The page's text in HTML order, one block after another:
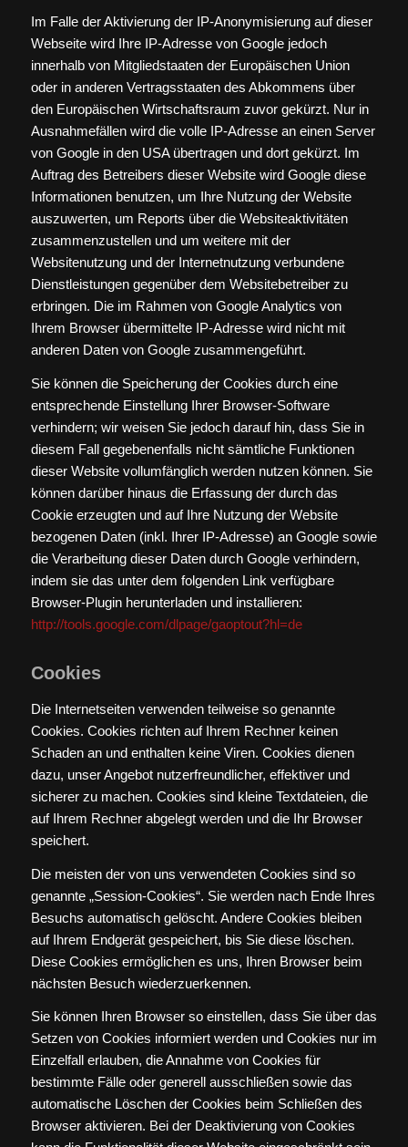
Im Falle der Aktivierung der IP-Anonymisierung auf dieser
Webseite wird Ihre IP-Adresse von Google jedoch
innerhalb von Mitgliedstaaten der Europäischen Union
oder in anderen Vertragsstaaten des Abkommens über
den Europäischen Wirtschaftsraum zuvor gekürzt. Nur in
Ausnahmefällen wird die volle IP-Adresse an einen Server
von Google in den USA übertragen und dort gekürzt. Im
Auftrag des Betreibers dieser Website wird Google diese
Informationen benutzen, um Ihre Nutzung der Website
auszuwerten, um Reports über die Websiteaktivitäten
zusammenzustellen und um weitere mit der
Websitenutzung und der Internetnutzung verbundene
Dienstleistungen gegenüber dem Websitebetreiber zu
erbringen. Die im Rahmen von Google Analytics von
Ihrem Browser übermittelte IP-Adresse wird nicht mit
anderen Daten von Google zusammengeführt.
Sie können die Speicherung der Cookies durch eine
entsprechende Einstellung Ihrer Browser-Software
verhindern; wir weisen Sie jedoch darauf hin, dass Sie in
diesem Fall gegebenenfalls nicht sämtliche Funktionen
dieser Website vollumfänglich werden nutzen können. Sie
können darüber hinaus die Erfassung der durch das
Cookie erzeugten und auf Ihre Nutzung der Website
bezogenen Daten (inkl. Ihrer IP-Adresse) an Google sowie
die Verarbeitung dieser Daten durch Google verhindern,
indem sie das unter dem folgenden Link verfügbare
Browser-Plugin herunterladen und installieren:
http://tools.google.com/dlpage/gaoptout?hl=de
Cookies
Die Internetseiten verwenden teilweise so genannte
Cookies. Cookies richten auf Ihrem Rechner keinen
Schaden an und enthalten keine Viren. Cookies dienen
dazu, unser Angebot nutzerfreundlicher, effektiver und
sicherer zu machen. Cookies sind kleine Textdateien, die
auf Ihrem Rechner abgelegt werden und die Ihr Browser
speichert.
Die meisten der von uns verwendeten Cookies sind so
genannte „Session-Cookies“. Sie werden nach Ende Ihres
Besuchs automatisch gelöscht. Andere Cookies bleiben
auf Ihrem Endgerät gespeichert, bis Sie diese löschen.
Diese Cookies ermöglichen es uns, Ihren Browser beim
nächsten Besuch wiederzuerkennen.
Sie können Ihren Browser so einstellen, dass Sie über das
Setzen von Cookies informiert werden und Cookies nur im
Einzelfall erlauben, die Annahme von Cookies für
bestimmte Fälle oder generell ausschließen sowie das
automatische Löschen der Cookies beim Schließen des
Browser aktivieren. Bei der Deaktivierung von Cookies